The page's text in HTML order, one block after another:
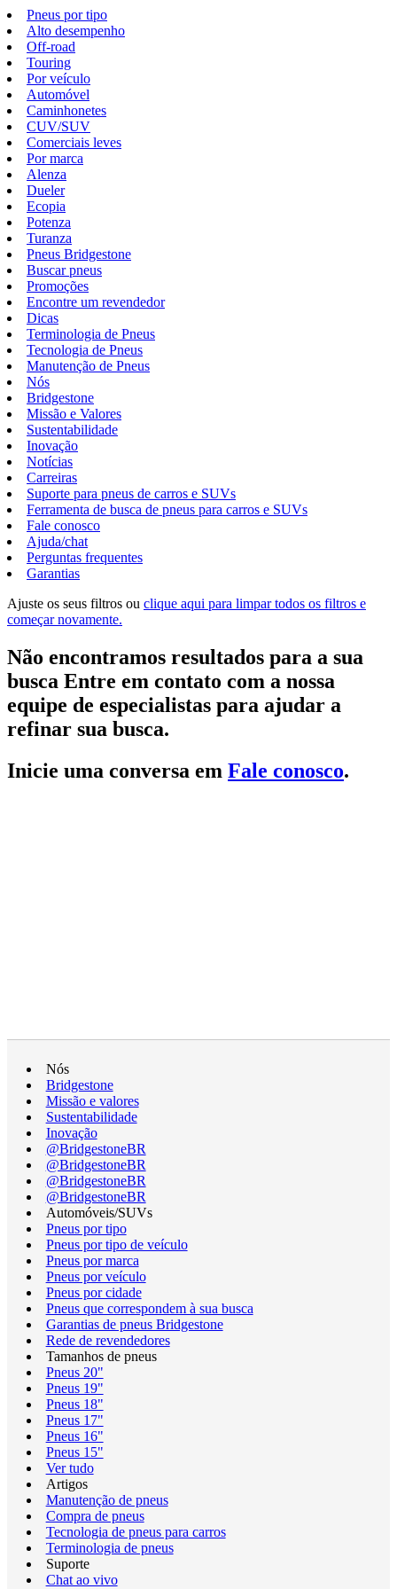
Pneus por tipo
Alto desempenho
Off-road
Touring
Por veículo
Automóvel
Caminhonetes
CUV/SUV
Comerciais leves
Por marca
Alenza
Dueler
Ecopia
Potenza
Turanza
Pneus Bridgestone
Buscar pneus
Promoções
Encontre um revendedor
Dicas
Terminologia de Pneus
Tecnologia de Pneus
Manutenção de Pneus
Nós
Bridgestone
Missão e Valores
Sustentabilidade
Inovação
Notícias
Carreiras
Suporte para pneus de carros e SUVs
Ferramenta de busca de pneus para carros e SUVs
Fale conosco
Ajuda/chat
Perguntas frequentes
Garantias
Ajuste os seus filtros ou clique aqui para limpar todos os filtros e
começar novamente.
Não encontramos resultados para a sua
busca Entre em contato com a nossa
equipe de especialistas para ajudar a
refinar sua busca.
Inicie uma conversa em Fale conosco.
Nós
Bridgestone
Missão e valores
Sustentabilidade
Inovação
@BridgestoneBR
@BridgestoneBR
@BridgestoneBR
@BridgestoneBR
Automóveis/SUVs
Pneus por tipo
Pneus por tipo de veículo
Pneus por marca
Pneus por veículo
Pneus por cidade
Pneus que correspondem à sua busca
Garantias de pneus Bridgestone
Rede de revendedores
Tamanhos de pneus
Pneus 20"
Pneus 19"
Pneus 18"
Pneus 17"
Pneus 16"
Pneus 15"
Ver tudo
Artigos
Manutenção de pneus
Compra de pneus
Tecnologia de pneus para carros
Terminologia de pneus
Suporte
Chat ao vivo